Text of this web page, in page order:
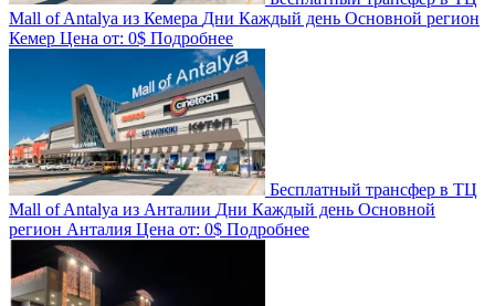
Mall of Antalya из Кемера Дни Каждый день Основной регион
Кемер Цена от: 0$ Подробнее
Бесплатный трансфер в ТЦ
Mall of Antalya из Анталии Дни Каждый день Основной
регион Анталия Цена от: 0$ Подробнее